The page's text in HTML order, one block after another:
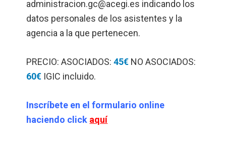
administracion.gc@acegi.es indicando los
datos personales de los asistentes y la
agencia a la que pertenecen.
PRECIO: ASOCIADOS:45€ NO ASOCIADOS:
60€ IGIC incluido.
Inscríbete en el formulario online
haciendo click aquí